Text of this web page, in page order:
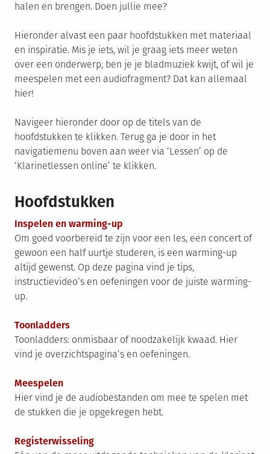
halen en brengen. Doen jullie mee?
Hieronder alvast een paar hoofdstukken met materiaal
en inspiratie. Mis je iets, wil je graag iets meer weten
over een onderwerp, ben je je bladmuziek kwijt, of wil je
meespelen met een audiofragment? Dat kan allemaal
hier!
Navigeer hieronder door op de titels van de
hoofdstukken te klikken. Terug ga je door in het
navigatiemenu boven aan weer via ‘Lessen’ op de
‘Klarinetlessen online’ te klikken.
Hoofdstukken
Inspelen en warming-up
Om goed voorbereid te zijn voor een les, een concert of
gewoon een half uurtje studeren, is een warming-up
altijd gewenst. Op deze pagina vind je tips,
instructievideo’s en oefeningen voor de juiste warming-
up.
Toonladders
Toonladders: onmisbaar of noodzakelijk kwaad. Hier
vind je overzichtspagina’s en oefeningen.
Meespelen
Hier vind je de audiobestanden om mee te spelen met
de stukken die je opgekregen hebt.
Registerwisseling